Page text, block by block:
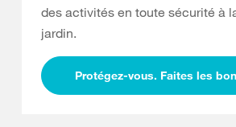
des activités en toute sécurité à
jardin.
Protégez-vous. Faites les